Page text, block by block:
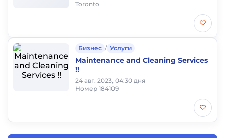
Toronto
Бизнес / Услуги
Maintenance and Cleaning Services
!!
24 авг. 2023, 04:30 дня
Номер 184109